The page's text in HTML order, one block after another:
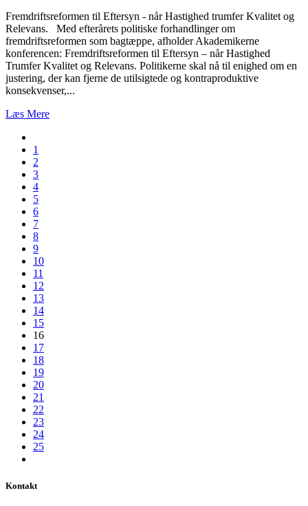
Fremdriftsreformen til Eftersyn - når Hastighed trumfer Kvalitet og
Relevans. Med efterårets politiske forhandlinger om
fremdriftsreformen som bagtæppe, afholder Akademikerne
konferencen: Fremdriftsreformen til Eftersyn – når Hastighed
Trumfer Kvalitet og Relevans. Politikerne skal nå til enighed om en
justering, der kan fjerne de utilsigtede og kontraproduktive
konsekvenser,...
Læs Mere
1
2
3
4
5
6
7
8
9
10
11
12
13
14
15
16
17
18
19
20
21
22
23
24
25
Kontakt